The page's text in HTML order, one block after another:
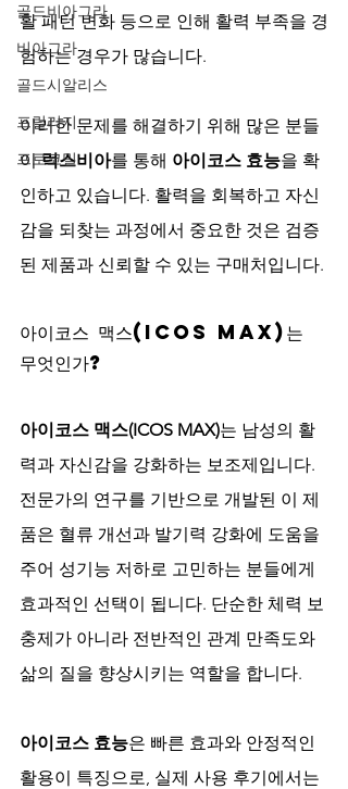
골드비아그라
비아그라
골드시알리스
프릴리지
프로코밀
활 패턴 변화 등으로 인해 활력 부족을 경
험하는 경우가 많습니다.
이러한 문제를 해결하기 위해 많은 분들
이 럭스비아를 통해 아이코스 효능을 확
인하고 있습니다. 활력을 회복하고 자신
감을 되찾는 과정에서 중요한 것은 검증
된 제품과 신뢰할 수 있는 구매처입니다.
아이코스 맥스(ICOS MAX)는
무엇인가?
아이코스 맥스(ICOS MAX)는 남성의 활
력과 자신감을 강화하는 보조제입니다.
전문가의 연구를 기반으로 개발된 이 제
품은 혈류 개선과 발기력 강화에 도움을
주어 성기능 저하로 고민하는 분들에게
효과적인 선택이 됩니다. 단순한 체력 보
충제가 아니라 전반적인 관계 만족도와
삶의 질을 향상시키는 역할을 합니다.
아이코스 효능은 빠른 효과와 안정적인
활용이 특징으로, 실제 사용 후기에서는